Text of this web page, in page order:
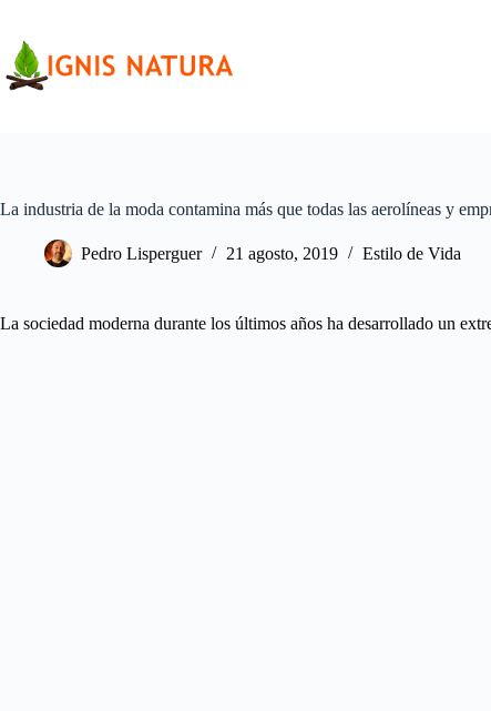
contenido
La industria de la moda contamina más que todas las aerolíneas y
Pedro Lisperguer 21 agosto, 2019 Estilo de Vida
La sociedad moderna durante los últimos años ha desarrollado un